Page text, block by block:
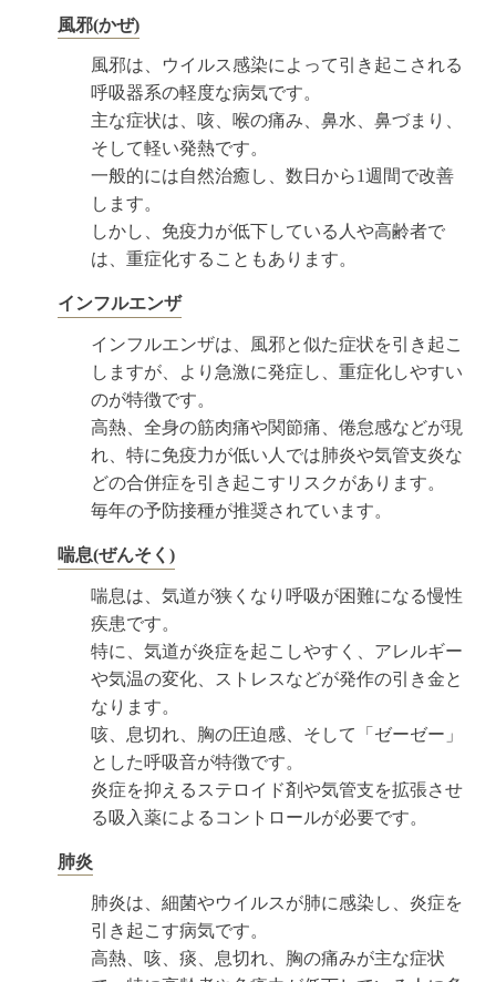
風邪(かぜ)
風邪は、ウイルス感染によって引き起こされる
呼吸器系の軽度な病気です。
主な症状は、咳、喉の痛み、鼻水、鼻づまり、
そして軽い発熱です。
一般的には自然治癒し、数日から1週間で改善
します。
しかし、免疫力が低下している人や高齢者で
は、重症化することもあります。
インフルエンザ
インフルエンザは、風邪と似た症状を引き起こ
しますが、より急激に発症し、重症化しやすい
のが特徴です。
高熱、全身の筋肉痛や関節痛、倦怠感などが現
れ、特に免疫力が低い人では肺炎や気管支炎な
どの合併症を引き起こすリスクがあります。
毎年の予防接種が推奨されています。
喘息(ぜんそく)
喘息は、気道が狭くなり呼吸が困難になる慢性
疾患です。
特に、気道が炎症を起こしやすく、アレルギー
や気温の変化、ストレスなどが発作の引き金と
なります。
咳、息切れ、胸の圧迫感、そして「ゼーゼー」
とした呼吸音が特徴です。
炎症を抑えるステロイド剤や気管支を拡張させ
る吸入薬によるコントロールが必要です。
肺炎
肺炎は、細菌やウイルスが肺に感染し、炎症を
引き起こす病気です。
高熱、咳、痰、息切れ、胸の痛みが主な症状